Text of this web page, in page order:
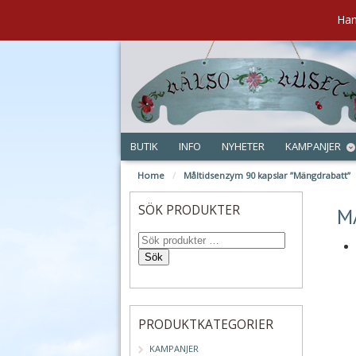
BUTIK INFO NYHETER KAMPANJER
Home / Måltidsenzym 90 kapslar ”Mängdrabatt”
SÖK PRODUKTER
Sök
PRODUKTKATEGORIER
KAMPANJER